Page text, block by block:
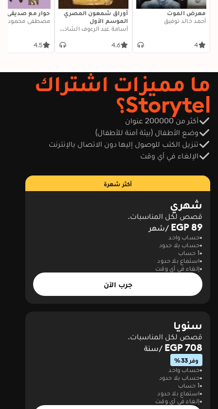
معرض الموت
أحمد خالد توفيق
4
أوراق شمعون المصري
الموسم الأول
أسامة عبد الرءوف الشاذلي
4.6
حوار مع صديقي
مصطفى محمود
4.5
ما مميزات اشتراك
Storytel؟
أكثر من 200000 عنوان
وضع الأطفال (بيئة آمنة للأطفال)
تنزيل الكتب للوصول إليها دون الاتصال بالإنترنت
الإلغاء في أي وقت
أكثر شهرة
شهري
قصص لكل المناسبات.
89 EGP /شهر
حساب واحد
حساب بلا حدود
1 حساب
استماع بلا حدود
إلغاء في أي وقت
جرب الآن
سنويا
قصص لكل المناسبات.
708 EGP /سنة
وفر 33%
حساب واحد
حساب بلا حدود
1 حساب
استماع بلا حدود
إلغاء في أي وقت